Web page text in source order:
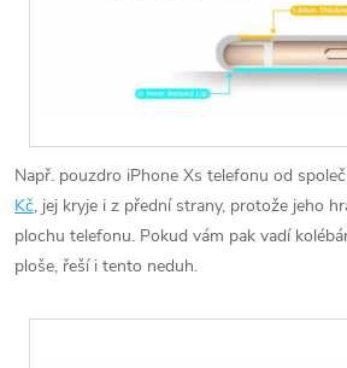
Např. pouzdro iPhone Xs telefonu od
Kč, jej kryje i z přední strany, protože jeho
plochu telefonu. Pokud vám pak vadí
ploše, řeší i tento neduh.